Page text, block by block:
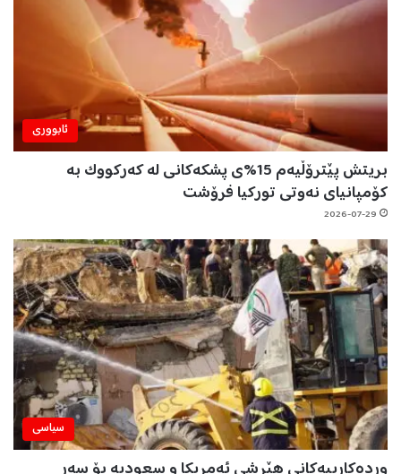
ئابووری
بریتش پێترۆڵیەم 15%ی پشکەکانی لە کەرکووک بە
کۆمپانیای نەوتی تورکیا فرۆشت
2026-07-29
سیاسی